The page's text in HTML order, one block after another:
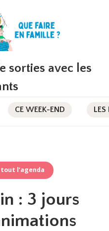
sorties avec les
CE WEEK-END LES
l’agenda
: 3 jours